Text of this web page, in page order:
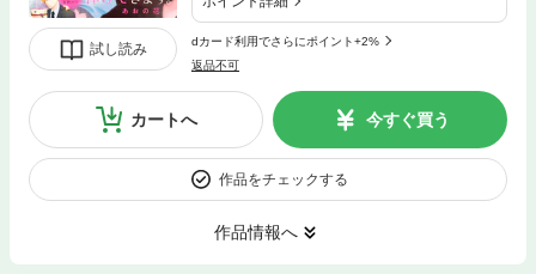
試し読み
dカード利用でさらにポイント+2%
返品不可
カートへ 今すぐ買う
作品をチェックする
作品情報へ